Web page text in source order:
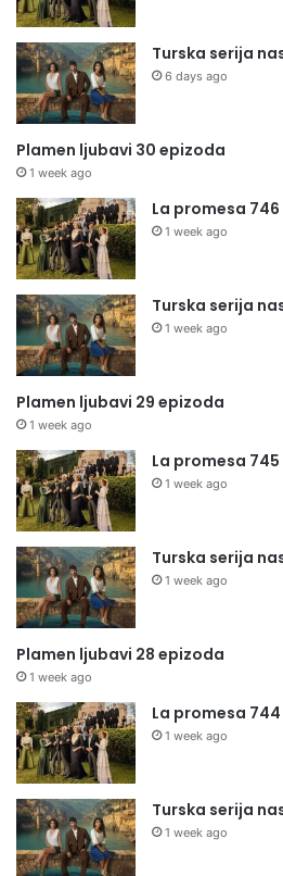
Turska serija
6 days ago
Plamen ljubavi 30 epizoda
1 week ago
La promesa
1 week ago
Turska serija
1 week ago
Plamen ljubavi 29 epizoda
1 week ago
La promesa
1 week ago
Turska serija
1 week ago
Plamen ljubavi 28 epizoda
1 week ago
La promesa
1 week ago
Turska serija
1 week ago